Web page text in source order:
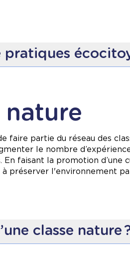
pratiques
: des activités
cour: en créant et prenant
à former des écocitoyennes
nature
faire partie du réseau des
le nombre
faisant la promotion
à préserver l'environnement
classe nature